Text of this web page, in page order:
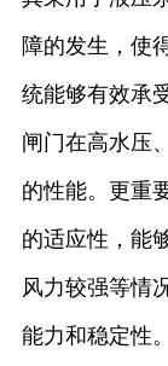
障的发生，使
统能够有效承
闸门在高水压
的性能。更重
的适应性，能
风力较强等情
能力和稳定性。